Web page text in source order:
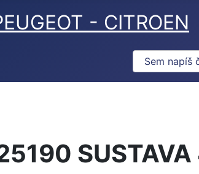
- CITROEN
SUSTAVA